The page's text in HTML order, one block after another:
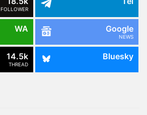
FOLLOWER
WA Google
NEWS
14.5k
THREAD
Bluesky